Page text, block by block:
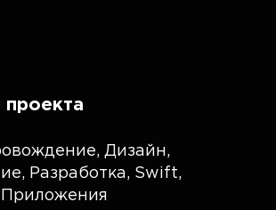
проекта
, Дизайн,
, Разработка, Swift,
Приложения